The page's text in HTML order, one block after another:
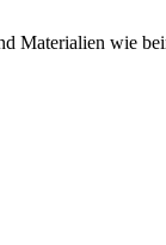
wie